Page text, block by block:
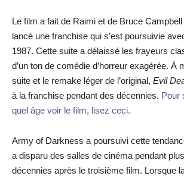
Le film a fait de Raimi et de Bruce
lancé une franchise qui s’est poursuivie
1987. Cette suite a délaissé les frayeurs
d’un ton de comédie d’horreur exagérée. À
suite et le remake léger de l’original, Evil
à la franchise pendant des décennies. Pour
quel âge voir le film, lisez ceci.
Army of Darkness a poursuivi cette
a disparu des salles de cinéma pendant
décennies après le troisième film. Lorsque